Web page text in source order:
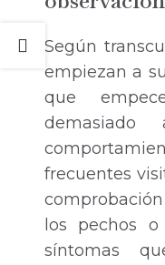
Según
empiezan a
que
demasiado
frecuentes
los pechos
síntomas